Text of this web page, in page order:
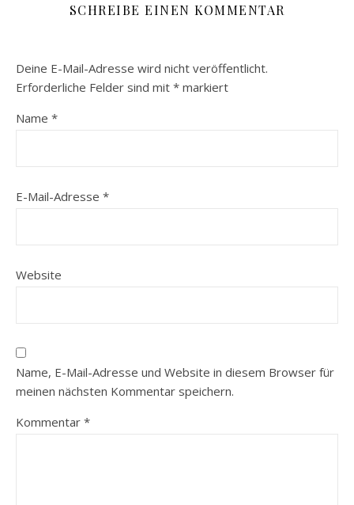
SCHREIBE EINEN KOMMENTAR
Deine E-Mail-Adresse wird nicht veröffentlicht.
Erforderliche Felder sind mit * markiert
Name *
E-Mail-Adresse *
Website
Name, E-Mail-Adresse und Website in diesem Browser für
meinen nächsten Kommentar speichern.
Kommentar *